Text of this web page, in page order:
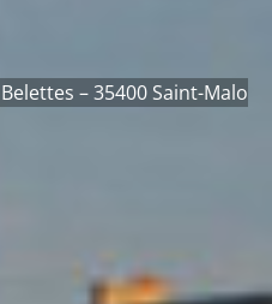
– 35400 Saint-Malo